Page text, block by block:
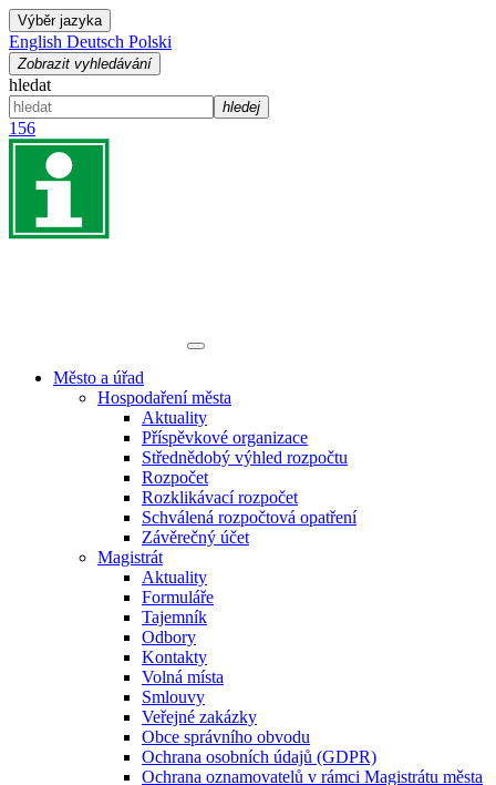
Výběr jazyka
English Deutsch Polski
Zobrazit vyhledávání
hledat
hledej
156
Město a úřad
Hospodaření města
Aktuality
Příspěvkové organizace
Střednědobý výhled rozpočtu
Rozpočet
Rozklikávací rozpočet
Schválená rozpočtová opatření
Závěrečný účet
Magistrát
Aktuality
Formuláře
Tajemník
Odbory
Kontakty
Volná místa
Smlouvy
Veřejné zakázky
Obce správního obvodu
Ochrana osobních údajů (GDPR)
Ochrana oznamovatelů v rámci Magistrátu města